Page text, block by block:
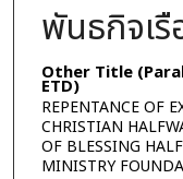
พันธกิจเ
Other Title
ETD)
REPENTANCE OF
CHRISTIAN
OF BLESSING
MINISTRY